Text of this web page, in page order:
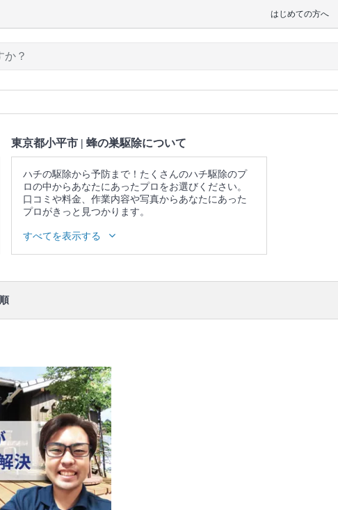
はじめての方へ
東京都小平市 | 蜂の巣駆除について
ハチの駆除から予防まで！たくさんのハチ駆除のプ
ロの中からあなたにあったプロをお選びください。
口コミや料金、作業内容や写真からあなたにあった
プロがきっと見つかります。
▼表示価格に含まれる蜂の巣駆除の作業範囲
ります。
すべてを表示する